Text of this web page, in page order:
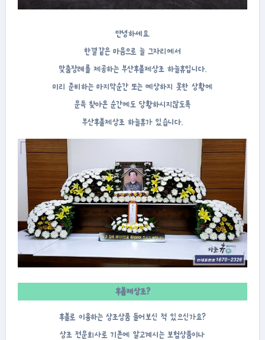
안녕하세요.
한결같은 마음으로 늘 그자리에서
맞춤장례를 제공하는 부산후불제상조 하늘휴입니다.
미리 준비하는 마지막순간 또는 예상하지 못한 상황에
문득 찾아온 순간에도 당황하시지않도록
부산후불제상조 하늘휴가 있습니다.
후불제상조?
후불로 이용하는 상조상품 들어보신 적 있으신가요?
상조 전문회사로 기존에 알고계시는 보험상품이나